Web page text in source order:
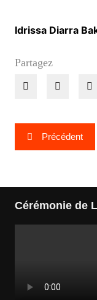
Idrissa Diarra
Partagez
Navigation
de
Précédent
Cérémonie de